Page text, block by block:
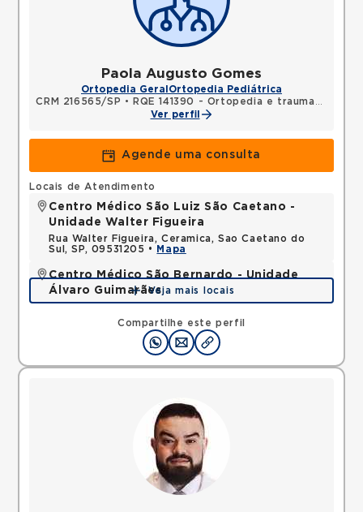
Paola Augusto Gomes
Ortopedia Geral Ortopedia Pediátrica
CRM 216565/SP •
RQE 141390 - Ortopedia e traumatologia
Ver perfil
Agende uma consulta
Compartilhe este perfil
Locais de Atendimento
Centro Médico São Luiz São Caetano -
Unidade Walter Figueira
Rua Walter Figueira, Ceramica, Sao Caetano do
Sul, SP, 09531205 •
Mapa
Centro Médico São Bernardo - Unidade
Álvaro Guimarães
Avenida Alvaro Guimaraes, Assuncao, Sao Bernardo
do Campo, SP, 09810010 •
Mapa
Veja mais locais